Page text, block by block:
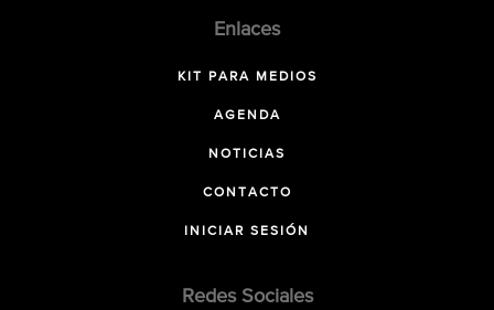
Enlaces
KIT PARA MEDIOS
AGENDA
NOTICIAS
CONTACTO
INICIAR SESIÓN
Redes Sociales